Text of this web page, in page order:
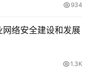
934
络安全建设和发展
1.3K